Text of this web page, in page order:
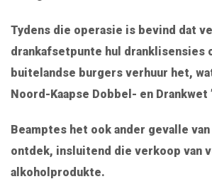
Tydens die operasie is bevind dat
drankafsetpunte hul dranklisensies
buitelandse burgers verhuur het,
Noord-Kaapse Dobbel- en Drankwet
Beamptes het ook ander gevalle
ontdek, insluitend die verkoop van
alkoholprodukte.